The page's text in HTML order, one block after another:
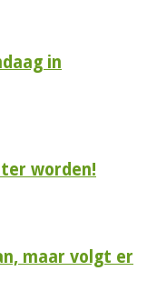
in
worden!
maar volgt er